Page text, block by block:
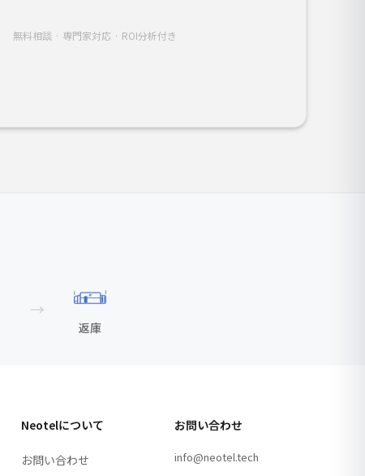
無料相談 · 専門家対応 · ROI分析付き
→
返庫
Neotelについて
お問い合わせ
お問い合わせ
info@neotel.tech